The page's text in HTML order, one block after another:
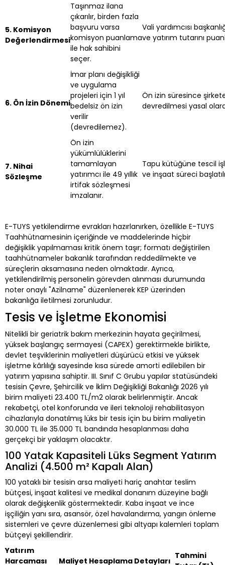
5. Komisyon
Değerlendirmesi
Taşınmaz ilana
çıkarılır, birden fazla
başvuru varsa
komisyon puanlama
ile hak sahibini
seçer.
Vali yardımcısı
ve yatırım tutarını
6. Ön İzin Dönemi
İmar planı değişikliği
ve uygulama
projeleri için 1 yıl
bedelsiz ön izin
verilir
(devredilemez).
Ön izin süresince
devredilmesi yasal
7. Nihai
Sözleşme
Ön izin
yükümlülüklerini
tamamlayan
yatırımcı ile 49 yıllık
irtifak sözleşmesi
imzalanır.
Tapu kütüğüne tescil
ve inşaat süreci
E-TUYS yetkilendirme evrakları hazırlanırken, özellikle E-TUYS
Taahhütnamesinin içeriğinde ve maddelerinde hiçbir
değişiklik yapılmaması kritik önem taşır; formatı değiştirilen
taahhütnameler bakanlık tarafından reddedilmekte ve
süreçlerin aksamasına neden olmaktadır. Ayrıca,
yetkilendirilmiş personelin görevden alınması durumunda
noter onaylı "Azilname" düzenlenerek KEP üzerinden
bakanlığa iletilmesi zorunludur.
Tesis ve İşletme Ekonomisi
Nitelikli bir geriatrik bakım merkezinin hayata geçirilmesi,
yüksek başlangıç sermayesi (CAPEX) gerektirmekle birlikte,
devlet teşviklerinin maliyetleri düşürücü etkisi ve yüksek
işletme kârlılığı sayesinde kısa sürede amorti edilebilen bir
yatırım yapısına sahiptir. III. Sınıf C Grubu yapılar statüsündeki
tesisin Çevre, Şehircilik ve İklim Değişikliği Bakanlığı 2026 yılı
birim maliyeti 23.400 TL/m2 olarak belirlenmiştir. Ancak
rekabetçi, otel konforunda ve ileri teknoloji rehabilitasyon
cihazlarıyla donatılmış lüks bir tesis için bu birim maliyetin
30.000 TL ile 35.000 TL bandında hesaplanması daha
gerçekçi bir yaklaşım olacaktır.
100 Yatak Kapasiteli Lüks Segment Yatırım
Analizi (4.500 m² Kapalı Alan)
100 yataklı bir tesisin arsa maliyeti hariç anahtar teslim
bütçesi, inşaat kalitesi ve medikal donanım düzeyine bağlı
olarak değişkenlik göstermektedir. Kaba inşaat ve ince
işçiliğin yanı sıra, asansör, özel havalandırma, yangın önleme
sistemleri ve çevre düzenlemesi gibi altyapı kalemleri toplam
bütçeyi şekillendirir.
Yatırım
Harcaması
Maliyet Hesaplama Detayları
Tahmini